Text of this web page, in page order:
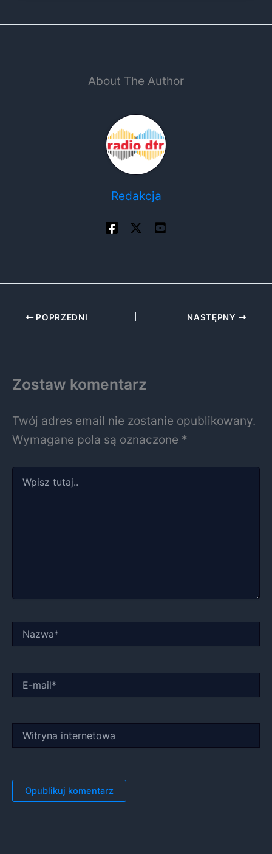
About The Author
Redakcja
POPRZEDNI NASTĘPNY
Zostaw komentarz
Twój adres email nie zostanie opublikowany.
Wymagane pola są oznaczone *
tutaj..
mail*
internetowa